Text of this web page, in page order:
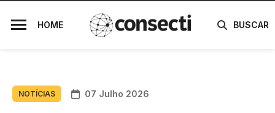
HOME BUSCAR
NOTÍCIAS 07 Julho 2026